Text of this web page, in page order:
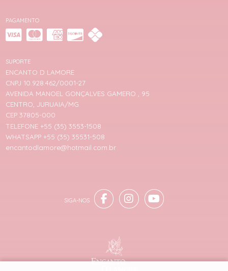
PAGAMENTO
SUPORTE
ENCANTO D LAMORE
CNPJ 10.928.462/0001-27
AVENIDA MANOEL GONÇALVES GAMERO , 95
CENTRO, JURUAIA/MG
CEP 37805-000
TELEFONE +55 (35) 3553-1508
WHATSAPP +55 (35) 35531-508
encantodlamore@hotmail.com.br